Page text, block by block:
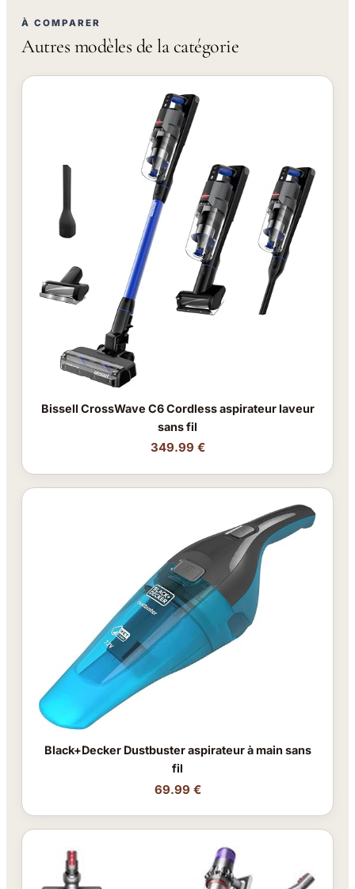
À COMPARER
Autres modèles de la catégorie
Bissell CrossWave C6 Cordless aspirateur laveur
sans fil
349.99 €
Black+Decker Dustbuster aspirateur à main sans
fil
69.99 €